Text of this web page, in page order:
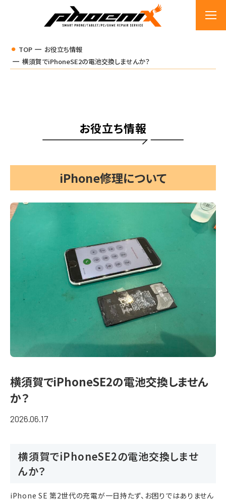
TOP
お役立ち情報
横須賀でiPhoneSE2の電池交換しませんか？
お役立ち情報
iPhone修理について
横須賀でiPhoneSE2の電池交換しません
か？
2026.06.17
横須賀でiPhoneSE2の電池交換しませ
んか？
iPhone SE 第2世代の充電が一日持たず、お困りではありません